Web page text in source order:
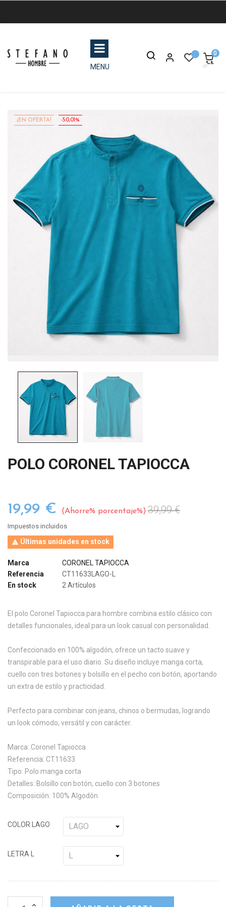
MENU
0
¡EN OFERTA! -50,01%
POLO CORONEL TAPIOCCA
19,99 € Ahorre% porcentaje% 39,99 €
Impuestos incluidos
 Últimas unidades en stock
Marca
CORONEL TAPIOCCA
Referencia
CT11633LAGO-L
En stock
2 Artículos
El polo Coronel Tapiocca para hombre combina estilo clásico con
detalles funcionales, ideal para un look casual con personalidad.
Confeccionado en 100% algodón, ofrece un tacto suave y
transpirable para el uso diario. Su diseño incluye manga corta,
cuello con tres botones y bolsillo en el pecho con botón, aportando
un extra de estilo y practicidad.
Perfecto para combinar con jeans, chinos o bermudas, logrando
un look cómodo, versátil y con carácter.
Marca: Coronel Tapiocca
Referencia: CT11633
Tipo: Polo manga corta
Detalles: Bolsillo con botón, cuello con 3 botones
Composición: 100% Algodón
COLOR LAGO
LETRA L